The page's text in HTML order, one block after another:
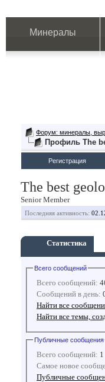
Минералы
Форум: минералы,
Профиль The
Регистрация
The best
Senior Member
Последняя активность:
Статистика
Всего сообщений
Всего сообщений:
Сообщений в день:
Найти все
Найти все темы,
Публичные сообщения
Всего сообщений: 1
Самое новое
Публичные